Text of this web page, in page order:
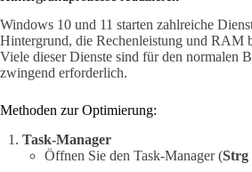
Windows 10 und 11 starten zahlreiche
Hintergrund, die Rechenleistung und RAM
Viele dieser Dienste sind für den normalen
zwingend erforderlich.
Methoden zur Optimierung:
Task-Manager
Öffnen Sie den Task-Manager (Strg